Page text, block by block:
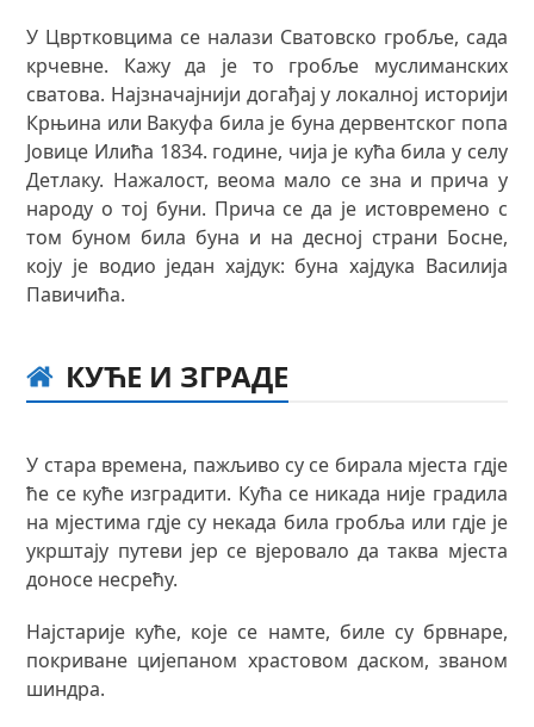
У Цвртковцима се налази Сватовско гробље, сада
крчевне. Кажу да је то гробље муслиманских
сватова. Најзначајнији догађај у локалној историји
Крњина или Вакуфа била је буна дервентског попа
Јовице Илића 1834. године, чија је кућа била у селу
Детлаку. Нажалост, веома мало се зна и прича у
народу о тој буни. Прича се да је истовремено с
том буном била буна и на десној страни Босне,
коју је водио један хајдук: буна хајдука Василија
Павичића.
КУЋЕ И ЗГРАДЕ
У стара времена, пажљиво су се бирала мјеста гдје
ће се куће изградити. Кућа се никада није градила
на мјестима гдје су некада била гробља или гдје је
укрштају путеви јер се вјеровало да таква мјеста
доносе несрећу.
Најстарије куће, које се намте, биле су брвнаре,
покриване цијепаном храстовом даском, званом
шиндра.